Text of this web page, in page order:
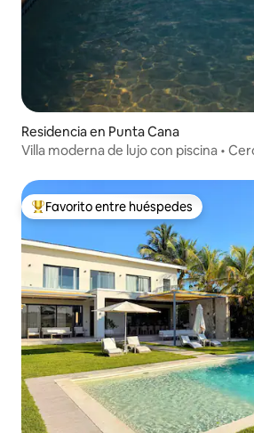
Residencia en Punta Cana
Villa moderna de lujo con piscina •
De los mejores en Favorito entre
Favorito entre huéspedes